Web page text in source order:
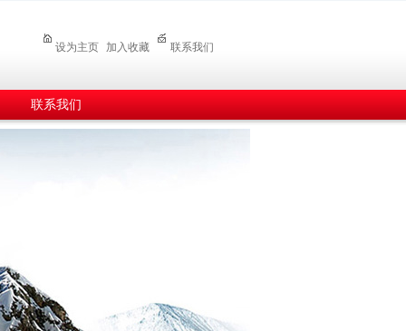
设为主页 加入收藏 联系我们
联系我们